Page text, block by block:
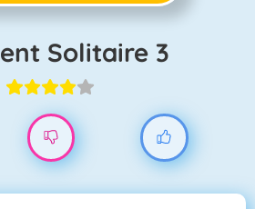
Solitaire 3